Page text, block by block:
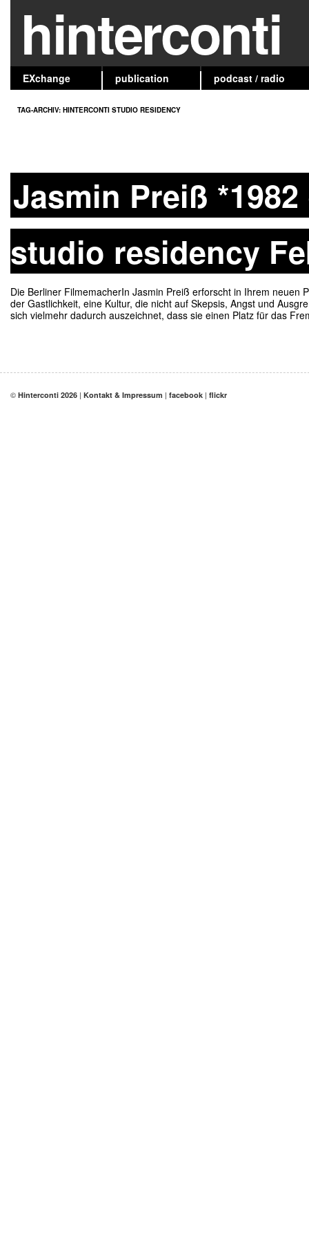
hinterconti
EXchange publication podcast / radio
TAG-ARCHIV: HINTERCONTI STUDIO RESIDENCY
Jasmin Preiß
studio residency
Die Berliner FilmemacherIn Jasmin Preiß erforscht in Ihrem neuen
der Gastlichkeit, eine Kultur, die nicht auf Skepsis, Angst und
sich vielmehr dadurch auszeichnet, dass sie einen Platz für das
© Hinterconti 2026 | Kontakt & Impressum | facebook | flickr